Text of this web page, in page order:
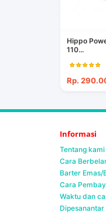
Hippo
110...
Rp.
Informasi
Tentang kami
Cara
Barter Emas/
Cara
Waktu dan
Dipesanantar